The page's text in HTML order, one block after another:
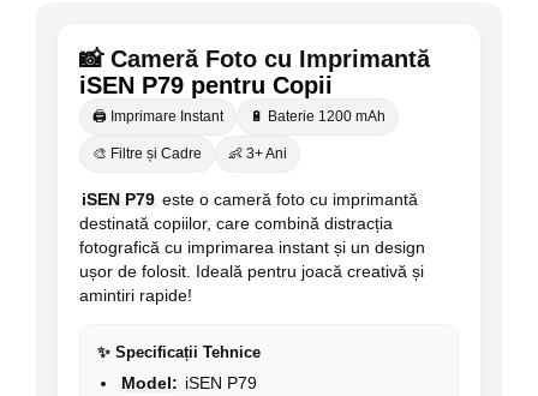
📸 Cameră Foto cu Imprimantă
iSEN P79 pentru Copii
🖨️ Imprimare Instant 🔋 Baterie 1200 mAh
🎨 Filtre și Cadre 👶 3+ Ani
iSEN P79 este o cameră foto cu imprimantă
destinată copiilor, care combină distracția
fotografică cu imprimarea instant și un design
ușor de folosit. Ideală pentru joacă creativă și
amintiri rapide!
✨ Specificații Tehnice
Model: iSEN P79